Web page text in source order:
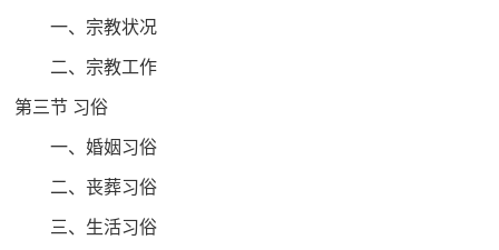
一、宗教状况
二、宗教工作
第三节 习俗
一、婚姻习俗
二、丧葬习俗
三、生活习俗